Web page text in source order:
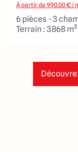
À partir de990.00€ /
6 pièces - 3
Terrain : 3868 m²